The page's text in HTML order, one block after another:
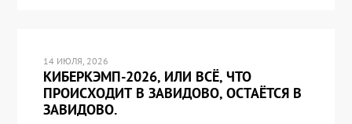
14 ИЮЛЯ, 2026
КИБЕРКЭМП-2026, ИЛИ ВСЁ, ЧТО
ПРОИСХОДИТ В ЗАВИДОВО, ОСТАЁТСЯ В
ЗАВИДОВО.